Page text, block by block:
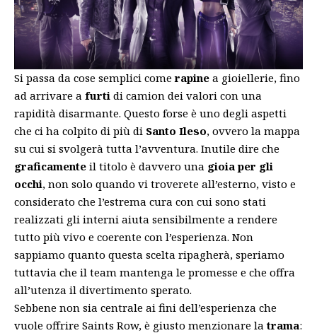
Si passa da cose semplici comerapine a gioiellerie, fino
ad arrivare a furti di camion dei valori con una
rapidità disarmante. Questo forse è uno degli aspetti
che ci ha colpito di più di Santo Ileso, ovvero la mappa
su cui si svolgerà tutta l’avventura. Inutile dire che
graficamente il titolo è davvero una gioia per gli
occhi, non solo quando vi troverete all’esterno, visto e
considerato che l’estrema cura con cui sono stati
realizzati gli interni aiuta sensibilmente a rendere
tutto più vivo e coerente con l’esperienza. Non
sappiamo quanto questa scelta ripagherà, speriamo
tuttavia che il team mantenga le promesse e che offra
all’utenza il divertimento sperato.
Sebbene non sia centrale ai fini dell’esperienza che
vuole offrire Saints Row, è giusto menzionare la trama: